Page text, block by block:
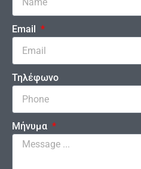
Email
Τηλέφωνο
Μήνυμα